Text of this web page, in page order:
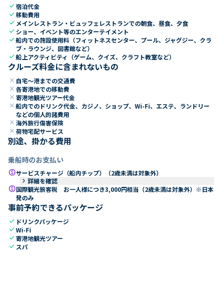
check宿泊代金
check移動費用
check メインレストラン・ビュッフェレストランでの朝食、昼食、夕食
check ショー、イベント等のエンターテイメント
check船内での施設使用料（フィットネスセンター、プール、ジャグジー、クラ
ブ・ラウンジ、図書館など）
check船上アクティビティ（ゲーム、クイズ、クラフト教室など）
クルーズ料金に含まれないもの
close 自宅～港までの交通費
close 各寄港地での移動費
close 寄港地観光ツアー代金
close 船内でのドリンク代金、カジノ、ショップ、Wi-Fi、エステ、ランドリー
などの個人的諸費用
close 海外旅行傷害保険
close 荷物宅配サービス
別途、掛かる費用
乗船時のお支払い
paidサービスチャージ（船内チップ）（2歳未満は対象外）
keyboard_arrow_right 詳細を確認
paid国際観光旅客税 お一人様につき3,000円相当（2歳未満は対象外）※日本
発のみ
事前予約できるパッケージ
check ドリンクパッケージ
checkWi-Fi
check寄港地観光ツアー
check スパ